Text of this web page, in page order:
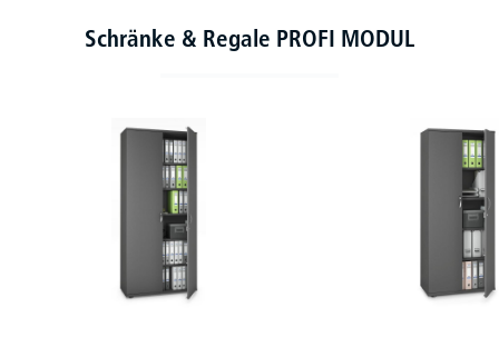
Schränke & Regale PROFI MODUL
Produktgalerie überspringen